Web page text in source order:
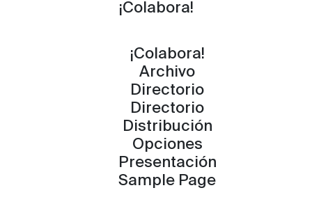
¡Colabora!
¡Colabora!
Archivo
Directorio
Directorio
Distribución
Opciones
Presentación
Sample Page